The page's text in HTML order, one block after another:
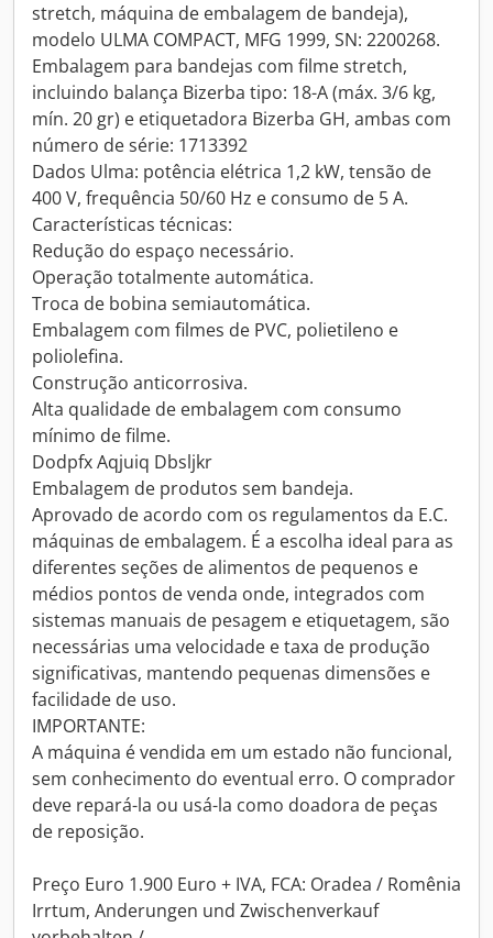
stretch, máquina de embalagem de bandeja),
modelo ULMA COMPACT, MFG 1999, SN: 2200268.
Embalagem para bandejas com filme stretch,
incluindo balança Bizerba tipo: 18-A (máx. 3/6 kg,
mín. 20 gr) e etiquetadora Bizerba GH, ambas com
número de série: 1713392
Dados Ulma: potência elétrica 1,2 kW, tensão de
400 V, frequência 50/60 Hz e consumo de 5 A.
Características técnicas:
Redução do espaço necessário.
Operação totalmente automática.
Troca de bobina semiautomática.
Embalagem com filmes de PVC, polietileno e
poliolefina.
Construção anticorrosiva.
Alta qualidade de embalagem com consumo
mínimo de filme.
Dodpfx Aqjuiq Dbsljkr
Embalagem de produtos sem bandeja.
Aprovado de acordo com os regulamentos da E.C.
máquinas de embalagem. É a escolha ideal para as
diferentes seções de alimentos de pequenos e
médios pontos de venda onde, integrados com
sistemas manuais de pesagem e etiquetagem, são
necessárias uma velocidade e taxa de produção
significativas, mantendo pequenas dimensões e
facilidade de uso.
IMPORTANTE:
A máquina é vendida em um estado não funcional,
sem conhecimento do eventual erro. O comprador
deve repará-la ou usá-la como doadora de peças
de reposição.
Preço Euro 1.900 Euro + IVA, FCA: Oradea / Romênia
Irrtum, Anderungen und Zwischenverkauf